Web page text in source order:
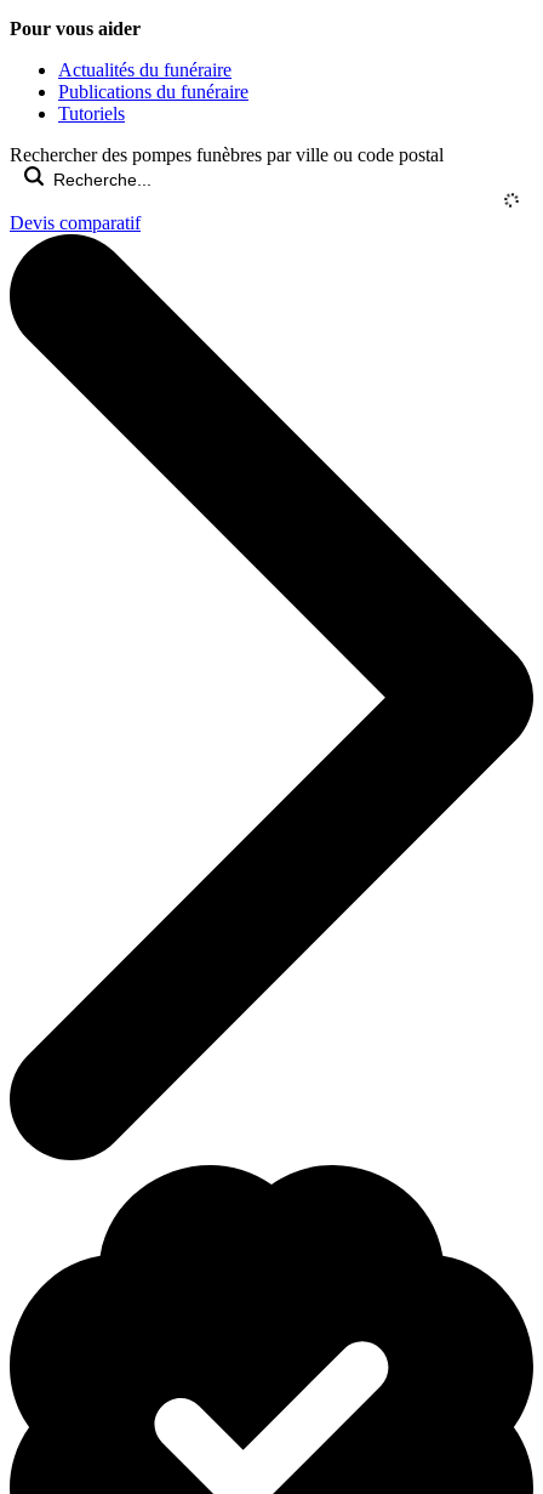
Pour vous aider
Actualités du funéraire
Publications du funéraire
Tutoriels
Rechercher des pompes funèbres par ville ou code postal
Devis comparatif